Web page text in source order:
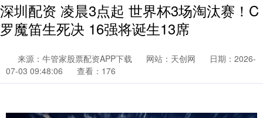
深圳配资 凌晨3点起 世界杯3场淘汰赛！C
罗魔笛生死决 16强将诞生13席
来源：牛管家股票配资APP下载 网站：天创网
日期：2026-
07-03 09:48:06
查看：176